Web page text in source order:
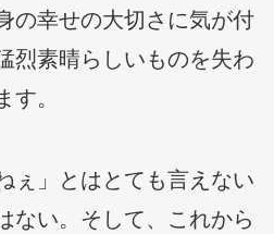
の幸せの大切さに気が付
烈素晴らしいものを失わ
。
ぇ」とはとても言えない
ない。そして、これから